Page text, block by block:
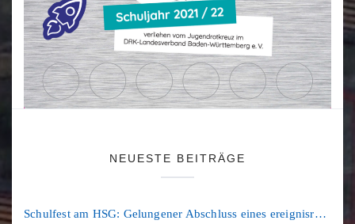
NEUESTE BEITRÄGE
Schulfest am HSG: Gelungener Abschluss eines ereignisreichen Schuljahres